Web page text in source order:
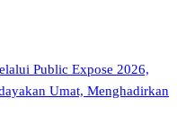
Public Expose 2026,
Umat, Menghadirkan